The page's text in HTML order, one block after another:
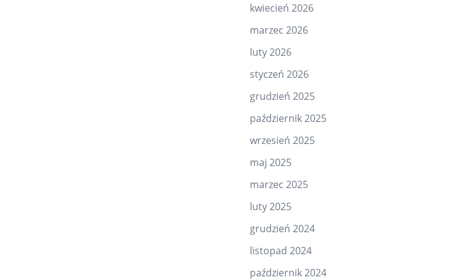
kwiecień 2026
marzec 2026
luty 2026
styczeń 2026
grudzień 2025
październik 2025
wrzesień 2025
maj 2025
marzec 2025
luty 2025
grudzień 2024
listopad 2024
październik 2024